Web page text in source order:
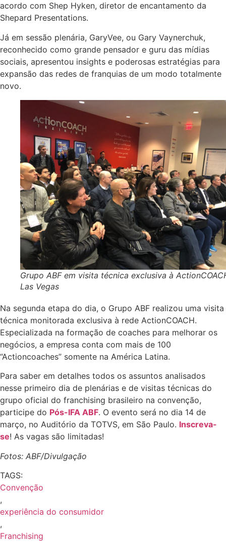
acordo com Shep Hyken, diretor de encantamento da
Shepard Presentations.
Já em sessão plenária, GaryVee, ou Gary Vaynerchuk,
reconhecido como grande pensador e guru das mídias
sociais, apresentou insights e poderosas estratégias para
expansão das redes de franquias de um modo totalmente
novo.
Grupo ABF em visita técnica exclusiva à
Las Vegas
Na segunda etapa do dia, o Grupo ABF realizou uma visita
técnica monitorada exclusiva à rede ActionCOACH.
Especializada na formação de coaches para melhorar os
negócios, a empresa conta com mais de 100
“Actioncoaches” somente na América Latina.
Para saber em detalhes todos os assuntos analisados
nesse primeiro dia de plenárias e de visitas técnicas do
grupo oficial do franchising brasileiro na convenção,
participe do Pós-IFA ABF. O evento será no dia 14 de
março, no Auditório da TOTVS, em São Paulo. Inscreva-
se! As vagas são limitadas!
Fotos: ABF/Divulgação
TAGS:
Convenção
,
experiência do consumidor
,
Franchising